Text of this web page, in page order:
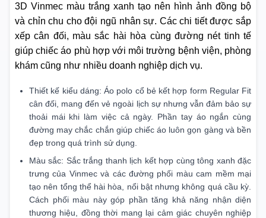
3D Vinmec màu trắng xanh tạo nên hình ảnh đồng bộ
và chỉn chu cho đội ngũ nhân sự. Các chi tiết được sắp
xếp cân đối, màu sắc hài hòa cùng đường nét tinh tế
giúp chiếc áo phù hợp với môi trường bệnh viện, phòng
khám cũng như nhiều doanh nghiệp dịch vụ.
Thiết kế kiểu dáng: Áo polo cổ bẻ kết hợp form Regular Fit
cân đối, mang đến vẻ ngoài lịch sự nhưng vẫn đảm bảo sự
thoải mái khi làm việc cả ngày. Phần tay áo ngắn cùng
đường may chắc chắn giúp chiếc áo luôn gọn gàng và bền
đẹp trong quá trình sử dụng.
Màu sắc: Sắc trắng thanh lịch kết hợp cùng tông xanh đặc
trưng của Vinmec và các đường phối màu cam mềm mại
tạo nên tổng thể hài hòa, nổi bật nhưng không quá cầu kỳ.
Cách phối màu này góp phần tăng khả năng nhận diện
thương hiệu, đồng thời mang lại cảm giác chuyên nghiệp